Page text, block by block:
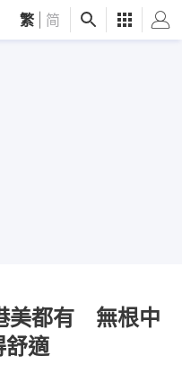
繁 简
美都有 無根中
舒適